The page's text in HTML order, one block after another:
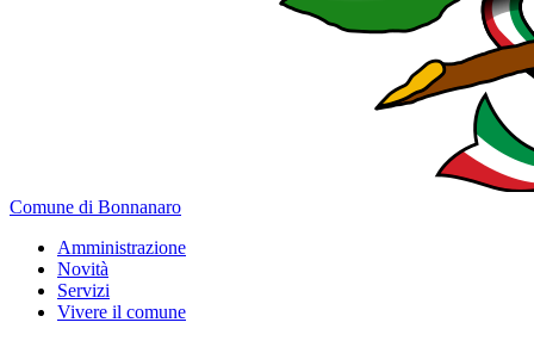
Comune di Bonnanaro
Amministrazione
Novità
Servizi
Vivere il comune